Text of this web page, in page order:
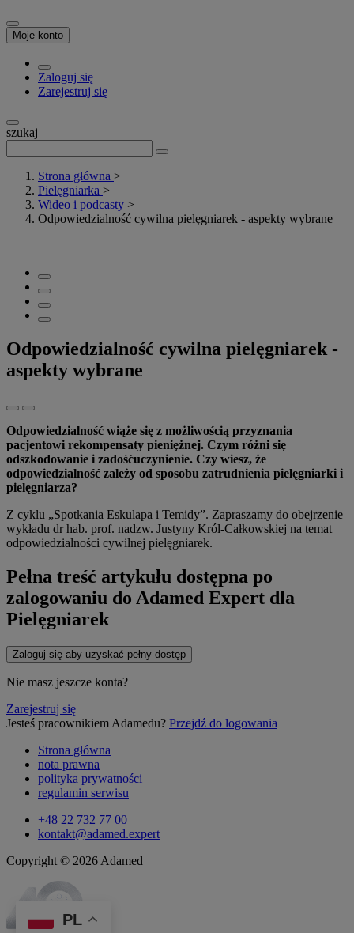
Moje konto
Zaloguj się
Zarejestruj się
szukaj
Strona główna >
Pielęgniarka >
Wideo i podcasty >
Odpowiedzialność cywilna pielęgniarek - aspekty wybrane
Odpowiedzialność cywilna pielęgniarek -
aspekty wybrane
Odpowiedzialność wiąże się z możliwością przyznania
pacjentowi rekompensaty pieniężnej. Czym różni się
odszkodowanie i zadośćuczynienie. Czy wiesz, że
odpowiedzialność zależy od sposobu zatrudnienia pielęgniarki i
pielęgniarza?
Z cyklu „Spotkania Eskulapa i Temidy”. Zapraszamy do obejrzenie
wykładu dr hab. prof. nadzw. Justyny Król-Całkowskiej na temat
odpowiedzialności cywilnej pielęgniarek.
Pełna treść artykułu dostępna po
zalogowaniu do Adamed Expert dla
Pielęgniarek
Zaloguj się aby uzyskać pełny dostęp
Nie masz jeszcze konta?
Zarejestruj się
Jesteś pracownikiem Adamedu? Przejdź do logowania
Strona główna
nota prawna
polityka prywatności
regulamin serwisu
+48 22 732 77 00
kontakt@adamed.expert
Copyright © 2026 Adamed
PL